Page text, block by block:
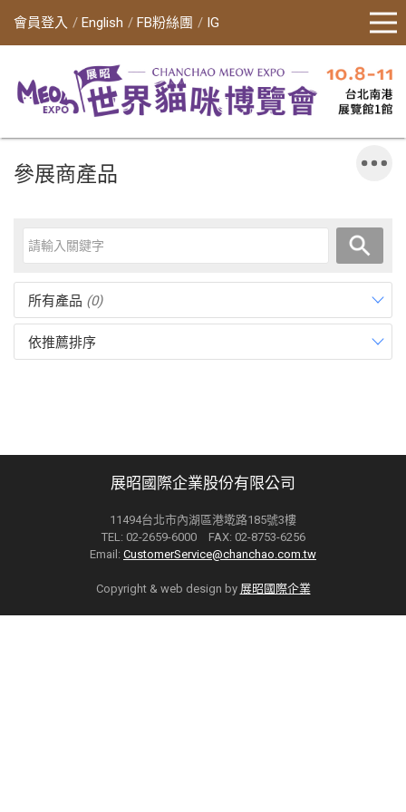
會員登入 English FB粉絲團 IG
參展商產品
所有產品 (0)
依推薦排序
展昭國際企業股份有限公司
11494台北市內湖區港墘路185號3樓
TEL: 02-2659-6000 FAX: 02-8753-6256
Email: CustomerService@chanchao.com.tw
Copyright & web design by 展昭國際企業